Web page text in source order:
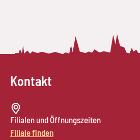
Kontakt
Filialen und Öffnungszeiten
Filiale finden